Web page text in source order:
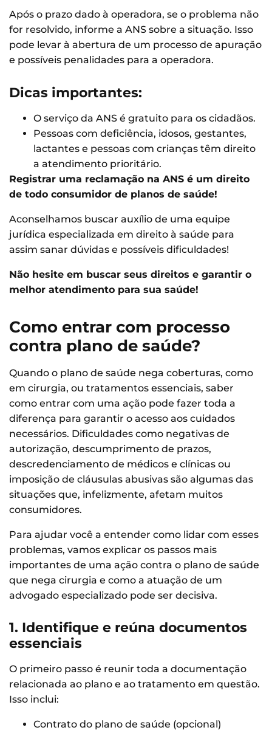
Após o prazo dado à operadora, se o problema não
for resolvido, informe a ANS sobre a situação. Isso
pode levar à abertura de um processo de apuração
e possíveis penalidades para a operadora.
Dicas importantes:
O serviço da ANS é gratuito para os cidadãos.
Pessoas com deficiência, idosos, gestantes,
lactantes e pessoas com crianças têm direito
a atendimento prioritário.
Registrar uma reclamação na ANS é um direito
de todo consumidor de planos de saúde!
Aconselhamos buscar auxílio de uma equipe
jurídica especializada em direito à saúde para
assim sanar dúvidas e possíveis dificuldades!
Não hesite em buscar seus direitos e garantir o
melhor atendimento para sua saúde!
Como entrar com processo
contra plano de saúde?
Quando o plano de saúde nega coberturas, como
em cirurgia, ou tratamentos essenciais, saber
como entrar com uma ação pode fazer toda a
diferença para garantir o acesso aos cuidados
necessários. Dificuldades como negativas de
autorização, descumprimento de prazos,
descredenciamento de médicos e clínicas ou
imposição de cláusulas abusivas são algumas das
situações que, infelizmente, afetam muitos
consumidores.
Para ajudar você a entender como lidar com esses
problemas, vamos explicar os passos mais
importantes de uma ação contra o plano de saúde
que nega cirurgia e como a atuação de um
advogado especializado pode ser decisiva.
1. Identifique e reúna documentos
essenciais
O primeiro passo é reunir toda a documentação
relacionada ao plano e ao tratamento em questão.
Isso inclui:
Contrato do plano de saúde (opcional)